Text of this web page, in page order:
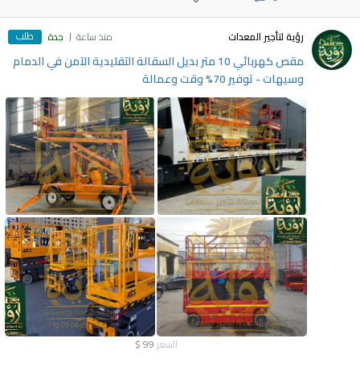
رؤية لتأجير المعدات منذ ساعة جدة طلب
مقص كهربائي 10 متر بديل السقالة التقليدية الآمن في الدمام
وسيهات - توفير 70% وقت وعمالة
السعر 99
$